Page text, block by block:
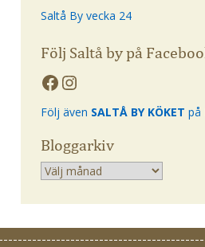
Saltå By vecka 24
Följ Saltå by på
Följ även SALTÅ BY KÖKET på
Bloggarkiv
Arkiv